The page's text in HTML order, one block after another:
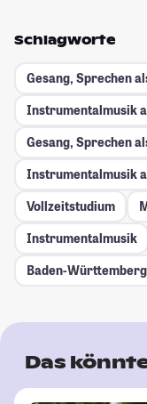
Schlagworte
Gesang, Sprechen
Instrumentalmusik
Gesang, Sprechen
Instrumentalmusik
Vollzeitstudium
Instrumentalmusik
Baden-Württemberg
Das